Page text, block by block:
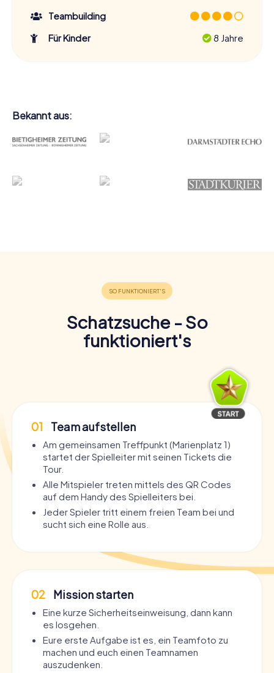
Teambuilding
Für Kinder
8 Jahre
Bekannt aus:
Schatzsuche - So
funktioniert's
01 Team aufstellen
Am gemeinsamen Treffpunkt (Marienplatz 1)
startet der Spielleiter mit seinen Tickets die
Tour.
Alle Mitspieler treten mittels des QR Codes
auf dem Handy des Spielleiters bei.
Jeder Spieler tritt einem freien Team bei und
sucht sich eine Rolle aus.
02 Mission starten
Eine kurze Sicherheitseinweisung, dann kann
es losgehen.
Eure erste Aufgabe ist es, ein Teamfoto zu
machen und euch einen Teamnamen
auszudenken.